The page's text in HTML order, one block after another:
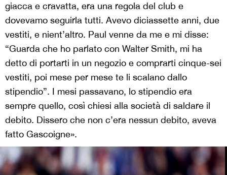
giacca e cravatta, era una regola del club e
dovevamo seguirla tutti. Avevo diciassette anni, due
vestiti, e nient’altro. Paul venne da me e mi disse:
“Guarda che ho parlato con Walter Smith, mi ha
detto di portarti in un negozio e comprarti cinque-sei
vestiti, poi mese per mese te li scalano dallo
stipendio”. I mesi passavano, lo stipendio era
sempre quello, così chiesi alla società di saldare il
debito. Dissero che non c’era nessun debito, aveva
fatto Gascoigne».